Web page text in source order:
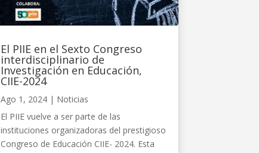
El PIIE en el Sexto Congreso
interdisciplinario de
Investigación en Educación,
CIIE-2024
Ago 1, 2024| Noticias
El PIIE vuelve a ser parte de las
instituciones organizadoras del prestigioso
Congreso de Educación CIIE- 2024. Esta